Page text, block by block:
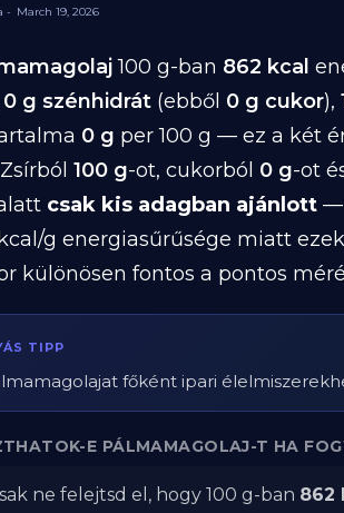
- March 19, 2026
100 g-ban 862 kcal
0 g szénhidrát (ebből 0 g cukor),
0 g per 100 g — ez a két
100 g-ot, cukorból 0 g-ot
csak kis adagban ajánlott —
g energiasűrűsége miatt
különösen fontos a pontos
TIPP
főként ipari
E PÁLMAMAGOLAJ-T HA
ne felejtsd el, hogy 100 g-ban 862